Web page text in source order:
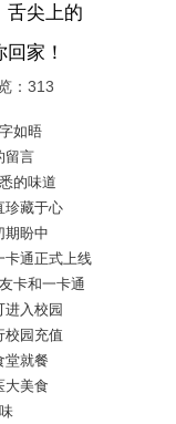
舌尖上的
家！
： 313
如晤
留言
的味道
珍藏于心
期盼中
卡通正式上线
卡和一卡通
入校园
校园充值
堂就餐
大美食